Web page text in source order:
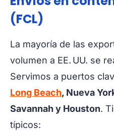
(FCL)
La mayoría de las
volumen a EE. UU. se
Servimos a puertos
Long Beach, Nueva
Savannah y Houston.
típicos: